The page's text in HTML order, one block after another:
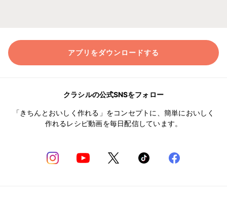
アプリをダウンロードする
クラシルの公式SNSをフォロー
「きちんとおいしく作れる」をコンセプトに、簡単においしく
作れるレシピ動画を毎日配信しています。